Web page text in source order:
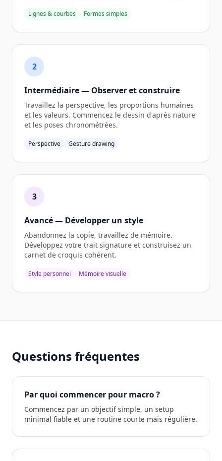
Lignes & courbes Formes simples
2
Intermédiaire — Observer et construire
Travaillez la perspective, les proportions humaines
et les valeurs. Commencez le dessin d'après nature
et les poses chronométrées.
Perspective Gesture drawing
3
Avancé — Développer un style
Abandonnez la copie, travaillez de mémoire.
Développez votre trait signature et construisez un
carnet de croquis cohérent.
Style personnel Mémoire visuelle
Questions fréquentes
Par quoi commencer pour macro ?
Commencez par un objectif simple, un setup
minimal fiable et une routine courte mais régulière.